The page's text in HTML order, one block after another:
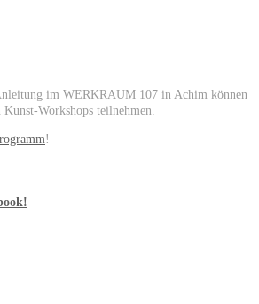
im WERKRAUM 107 in Achim können
Workshops teilnehmen.
!